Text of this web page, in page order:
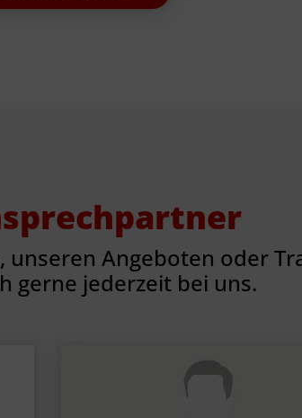
Angeboten oder
gerne jederzeit bei uns.